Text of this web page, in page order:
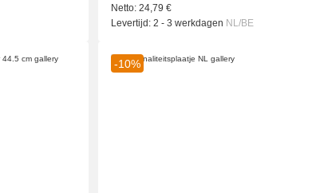
Netto: 24,79 €
Levertijd: 2 - 3 werkdagen NL/BE
-10%